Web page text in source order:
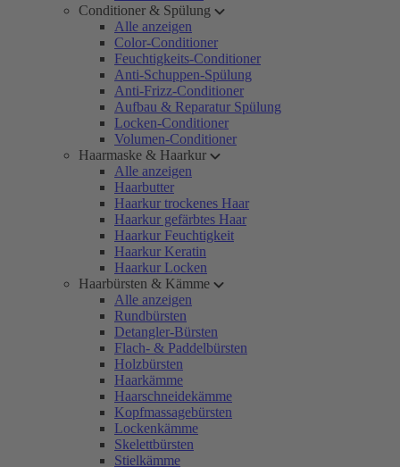
Conditioner & Spülung
Alle anzeigen
Color-Conditioner
Feuchtigkeits-Conditioner
Anti-Schuppen-Spülung
Anti-Frizz-Conditioner
Aufbau & Reparatur Spülung
Locken-Conditioner
Volumen-Conditioner
Haarmaske & Haarkur
Alle anzeigen
Haarbutter
Haarkur trockenes Haar
Haarkur gefärbtes Haar
Haarkur Feuchtigkeit
Haarkur Keratin
Haarkur Locken
Haarbürsten & Kämme
Alle anzeigen
Rundbürsten
Detangler-Bürsten
Flach- & Paddelbürsten
Holzbürsten
Haarkämme
Haarschneidekämme
Kopfmassagebürsten
Lockenkämme
Skelettbürsten
Stielkämme